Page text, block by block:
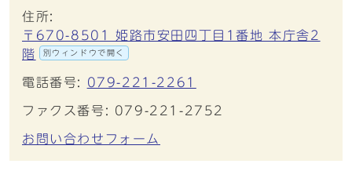
住所:
〒670-8501 姫路市安田四丁目1番地 本庁舎2
階
別ウィンドウで開く
電話番号: 079-221-2261
ファクス番号: 079-221-2752
お問い合わせフォーム